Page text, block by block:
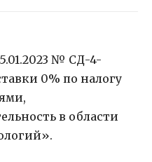
№ СД-4-
0% по налогу
в области